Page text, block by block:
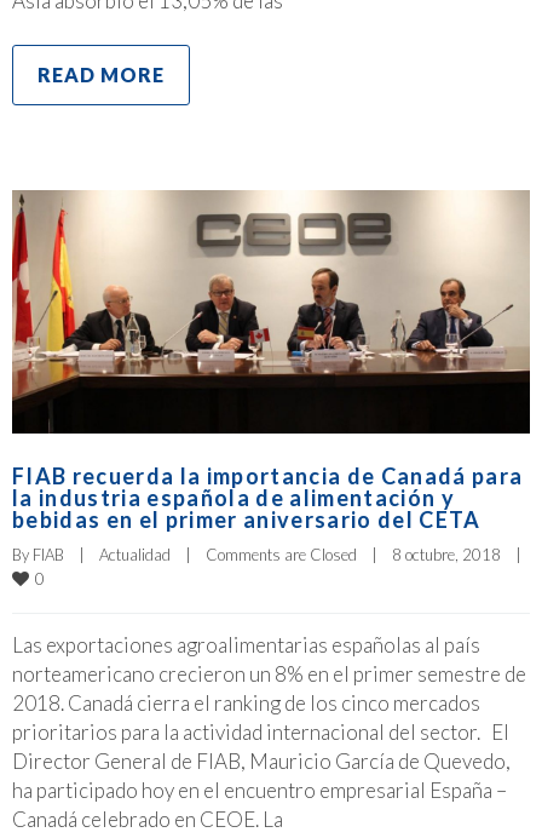
READ MORE
FIAB recuerda la importancia de Canadá para
la industria española de alimentación y
bebidas en el primer aniversario del CETA
By FIAB Actualidad Comments are Closed 8 octubre, 2018
0
Las exportaciones agroalimentarias españolas al país
norteamericano crecieron un 8% en el primer semestre de
2018. Canadá cierra el ranking de los cinco mercados
prioritarios para la actividad internacional del sector. El
Director General de FIAB, Mauricio García de Quevedo,
ha participado hoy en el encuentro empresarial España –
Canadá celebrado en CEOE. La